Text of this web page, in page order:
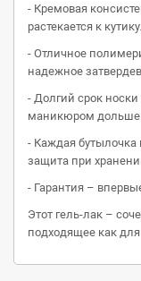
- Кремовая
растекается к
- Отличное
надежное
- Долгий срок
маникюром дольше.
- Каждая бутылочка
защита при
- Гарантия –
Этот гель-лак –
подходящее как